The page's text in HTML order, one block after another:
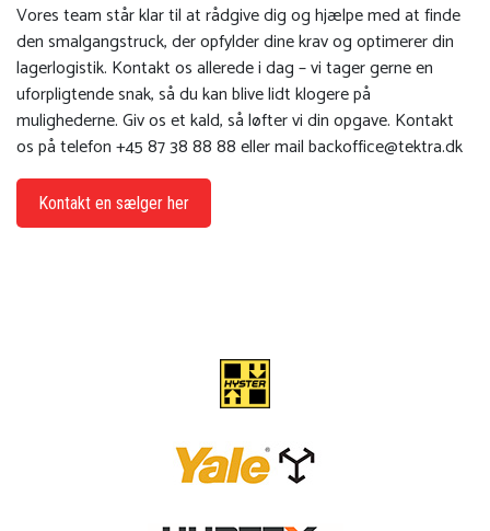
Vores team står klar til at rådgive dig og hjælpe med at finde
den smalgangstruck, der opfylder dine krav og optimerer din
lagerlogistik. Kontakt os allerede i dag – vi tager gerne en
uforpligtende snak, så du kan blive lidt klogere på
mulighederne. Giv os et kald, så løfter vi din opgave. Kontakt
os på telefon +45 87 38 88 88 eller mailbackoffice@tektra.dk
Kontakt en sælger her